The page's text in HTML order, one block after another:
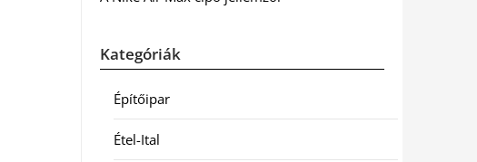
Kategóriák
Építőipar
Étel-Ital